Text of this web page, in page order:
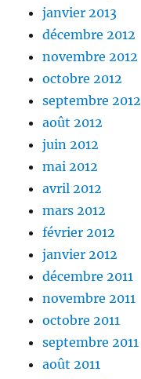
janvier 2013
décembre 2012
novembre 2012
octobre 2012
septembre 2012
août 2012
juin 2012
mai 2012
avril 2012
mars 2012
février 2012
janvier 2012
décembre 2011
novembre 2011
octobre 2011
septembre 2011
août 2011